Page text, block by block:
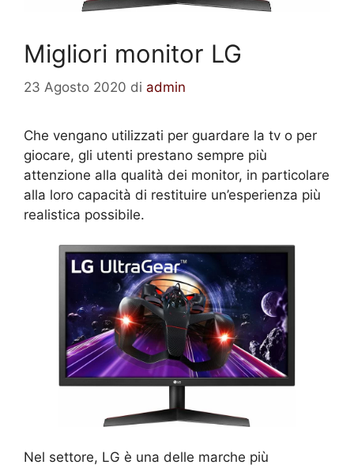
Migliori monitor LG
23 Agosto 2020 di admin
Che vengano utilizzati per guardare la tv o per
giocare, gli utenti prestano sempre più
attenzione alla qualità dei monitor, in particolare
alla loro capacità di restituire un’esperienza più
realistica possibile.
Nel settore, LG è una delle marche più